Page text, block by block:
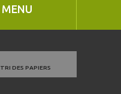
MENU
TRI DES PAPIERS